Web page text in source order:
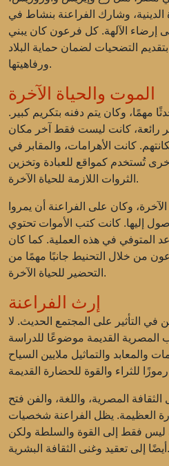
الدينية، وشارك الفراعنة بنشاط في
إرضاء الآلهة. كل فرعون كان يبني
بتقديم التضحيات لضمان حماية البلاد
ورفاهيتها.
الموت والحياة الآخرة
مهمًا، وكان يتم دفنه بتكريم كبير.
رائعة، كانت ليست فقط آخر مكان
كانت الأهرامات، والمقابر في
تُستخدم كمواقع للعبادة وتخزين
الثروات اللازمة للحياة الآخرة.
وكان على الفراعنة أن يمروا
إليها. كانت كتب الأموات تحتوي
المتوفي في هذه العملية. كما كان
من خلال التحنيط جانبًا مهمًا من
التحضير للحياة الآخرة.
إرث الفراعنة
في التأثير على المجتمع الحديث. لا
المصرية القديمة موضوعًا للدراسة
والمعابد والتماثيل ملايين السياح
المصرية، واللغة، والفن فتح
العظيمة. يظل الفراعنة شخصيات
ليس فقط إلى القوة والسلطة ولكن
أيضًا إلى تعقيد وغنى الثقافة البشرية.